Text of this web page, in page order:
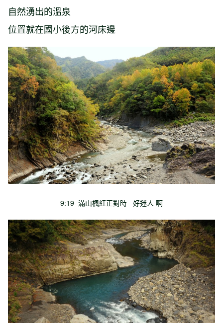
自然湧出的溫泉
位置就在國小後方的河床邊
9:19 滿山楓紅正對時 好迷人 啊